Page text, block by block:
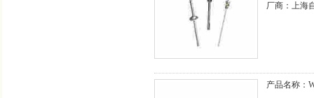
厂商：上海
产品名称：